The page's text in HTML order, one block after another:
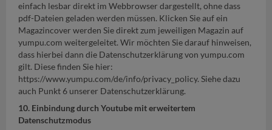
einfach lesbar direkt im Webbrowser dargestellt, ohne dass
pdf-Dateien geladen werden müssen. Klicken Sie auf ein
Magazincover werden Sie direkt zum jeweiligen Magazin auf
yumpu.com weitergeleitet. Wir möchten Sie darauf hinweisen,
dass hierbei dann die Datenschutzerklärung von yumpu.com
gilt. Diese finden Sie hier:
https://www.yumpu.com/de/info/privacy_policy. Siehe dazu
auch Punkt 6 unserer Datenschutzerklärung.
10. Einbindung durch Youtube mit erweitertem
Datenschutzmodus